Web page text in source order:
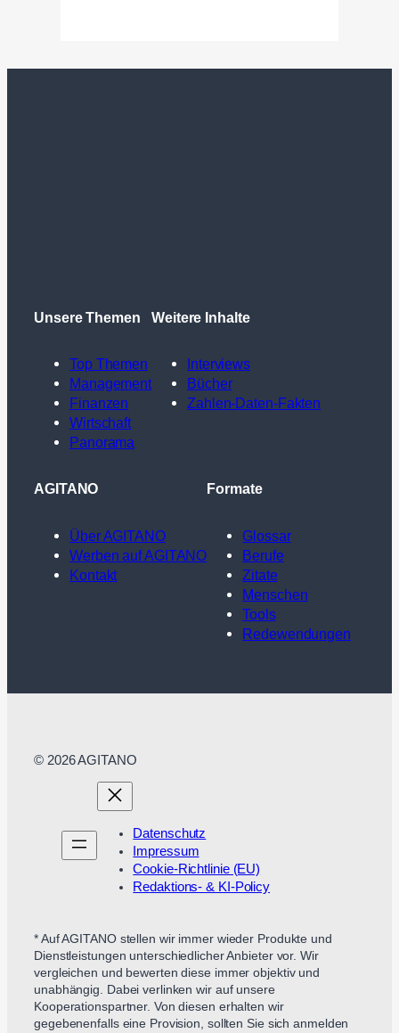
Unsere Themen
Top Themen
Management
Finanzen
Wirtschaft
Panorama
Weitere Inhalte
Interviews
Bücher
Zahlen-Daten-Fakten
AGITANO
Über AGITANO
Werben auf AGITANO
Kontakt
Formate
Glossar
Berufe
Zitate
Menschen
Tools
Redewendungen
© 2026 AGITANO
Datenschutz
Impressum
Cookie-Richtlinie (EU)
Redaktions- & KI-Policy
* Auf AGITANO stellen wir immer wieder Produkte und
Dienstleistungen unterschiedlicher Anbieter vor. Wir
vergleichen und bewerten diese immer objektiv und
unabhängig. Dabei verlinken wir auf unsere
Kooperationspartner. Von diesen erhalten wir
gegebenenfalls eine Provision, sollten Sie sich anmelden